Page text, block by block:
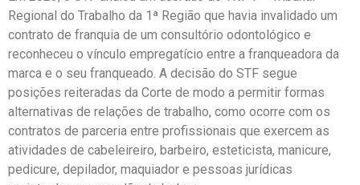
Regional do Trabalho da 1ª Região que havia invalidado um
contrato de franquia de um consultório odontológico e
reconheceu o vínculo empregatício entre a franqueadora da
marca e o seu franqueado. A decisão do STF segue
posições reiteradas da Corte de modo a permitir formas
alternativas de relações de trabalho, como ocorre com os
contratos de parceria entre profissionais que exercem as
atividades de cabeleireiro, barbeiro, esteticista, manicure,
pedicure, depilador, maquiador e pessoas jurídicas